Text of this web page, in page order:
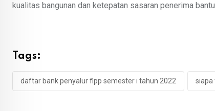
kualitas bangunan dan ketepatan sasaran penerima
Tags:
daftar bank penyalur flpp semester i tahun 2022 siapa